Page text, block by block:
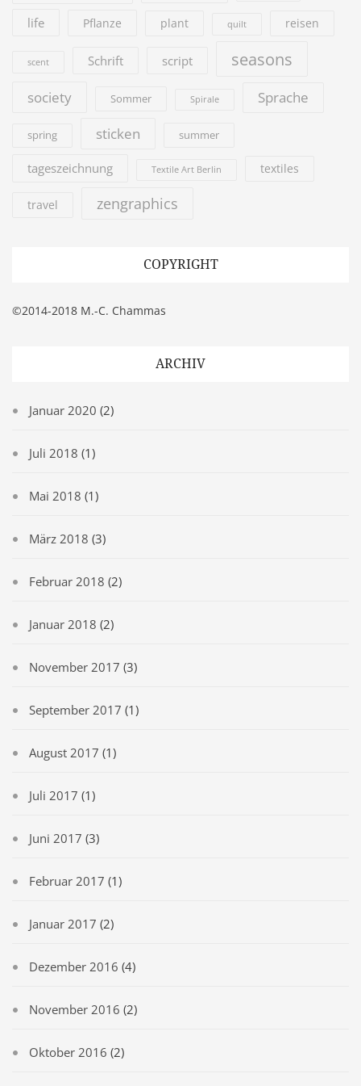
life Pflanze plant quilt reisen
scent Schrift script seasons
society Sommer Spirale Sprache
spring sticken summer
tageszeichnung Textile Art Berlin textiles
travel zengraphics
COPYRIGHT
©2014-2018 M.-C. Chammas
ARCHIV
Januar 2020 (2)
Juli 2018 (1)
Mai 2018 (1)
März 2018 (3)
Februar 2018 (2)
Januar 2018 (2)
November 2017 (3)
September 2017 (1)
August 2017 (1)
Juli 2017 (1)
Juni 2017 (3)
Februar 2017 (1)
Januar 2017 (2)
Dezember 2016 (4)
November 2016 (2)
Oktober 2016 (2)